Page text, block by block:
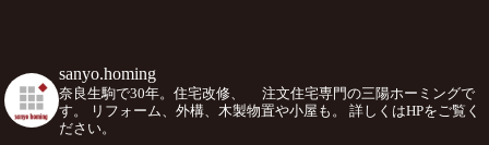
sanyo.homing
奈良生駒で30年。住宅改修、
注文住宅専門の三陽ホーミングで
す。
リフォーム、外構、木製物置や小屋も。
詳しくはHPをご覧く
ださい。